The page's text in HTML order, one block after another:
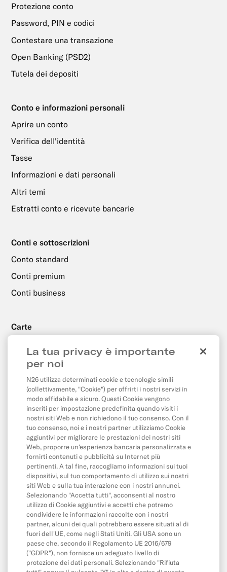
Protezione conto
Password, PIN e codici
Contestare una transazione
Open Banking (PSD2)
Tutela dei depositi
Conto e informazioni personali
Aprire un conto
Verifica dell'identità
Tasse
Informazioni e dati personali
Altri temi
Estratti conto e ricevute bancarie
Conti e sottoscrizioni
Conto standard
Conti premium
Conti business
Carte
Configurazione e utilizzo
Pagamenti, prelievi e bonifici
Prelievi
Bonifici
Addebiti diretti e ordini permanenti
Pagamenti online e con carta
Saldo e limiti di spesa
App e opzioni
L' app
Cash26
Invita un amico
La tua privacy è importante
per noi
N26 utilizza determinati cookie e tecnologie simili
(collettivamente, "Cookie") per offrirti i nostri servizi in
modo affidabile e sicuro. Questi Cookie vengono
inseriti per impostazione predefinita quando visiti i
nostri siti Web e non richiedono il tuo consenso. Con il
tuo consenso, noi e i nostri partner utilizziamo Cookie
aggiuntivi per migliorare le prestazioni dei nostri siti
Web, proporre un'esperienza bancaria personalizzata e
fornirti contenuti e pubblicità su Internet più
pertinenti. A tal fine, raccogliamo informazioni sui tuoi
dispositivi, sul tuo comportamento di utilizzo sui nostri
siti Web e sulla tua interazione con i nostri annunci.
Selezionando "Accetta tutti", acconsenti al nostro
utilizzo di Cookie aggiuntivi e accetti che potremo
condividere le informazioni raccolte con i nostri
partner, alcuni dei quali potrebbero essere situati al di
fuori dell'UE, come negli Stati Uniti. Gli USA sono un
paese che, secondo il Regolamento UE 2016/679
("GDPR"), non fornisce un adeguato livello di
protezione dei dati personali. Selezionando "Rifiuta